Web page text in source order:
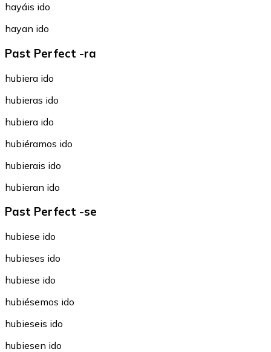
hayáis ido
hayan ido
Past Perfect -ra
hubiera ido
hubieras ido
hubiera ido
hubiéramos ido
hubierais ido
hubieran ido
Past Perfect -se
hubiese ido
hubieses ido
hubiese ido
hubiésemos ido
hubieseis ido
hubiesen ido